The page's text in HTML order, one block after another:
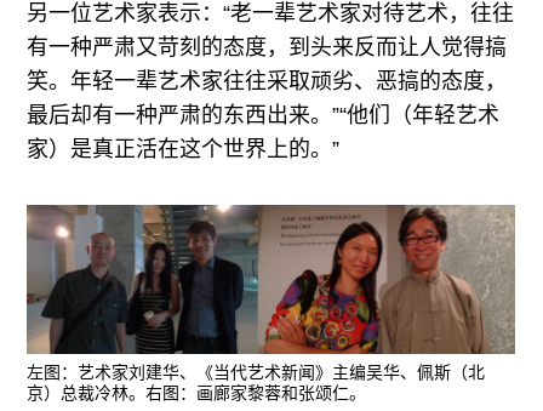
另一位艺术家表示：“老一辈艺术家对待艺术，往往
有一种严肃又苛刻的态度，到头来反而让人觉得搞
笑。年轻一辈艺术家往往采取顽劣、恶搞的态度，
最后却有一种严肃的东西出来。”“他们（年轻艺术
家）是真正活在这个世界上的。”
左图：艺术家刘建华、《当代艺术新闻》主编吴华、佩斯（北
京）总裁冷林。右图：画廊家黎蓉和张颂仁。